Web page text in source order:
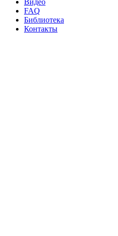
Видео
FAQ
Библиотека
Контакты